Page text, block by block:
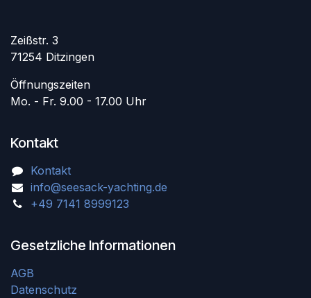
Zeißstr. 3
71254 Ditzingen
Öffnungszeiten
Mo. - Fr. 9.00 - 17.00 Uhr
Kontakt
Kontakt
info@seesack-yachting.de
+49 7141 8999123
Gesetzliche Informationen
AGB
Datenschutz